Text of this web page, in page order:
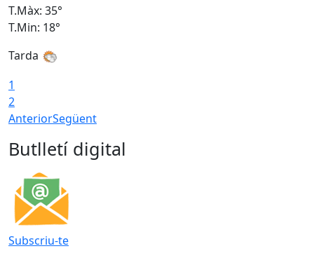
T.Màx: 35°
T.Min: 18°
Tarda
1
2
AnteriorSegüent
Butlletí digital
Subscriu-te